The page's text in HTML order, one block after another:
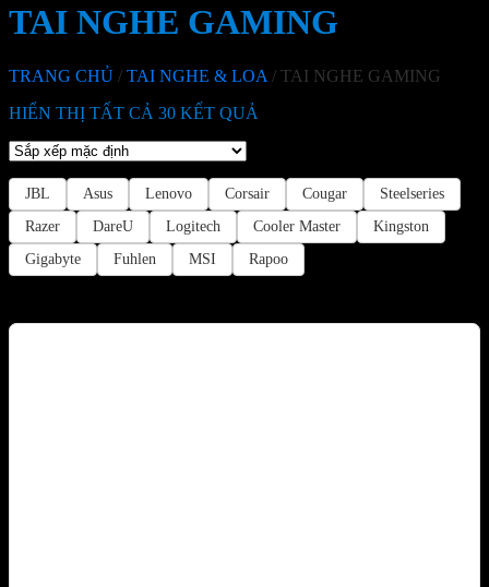
TAI NGHE GAMING
TRANG CHỦ / TAI NGHE & LOA / TAI NGHE GAMING
HIỂN THỊ TẤT CẢ 30 KẾT QUẢ
JBL Asus Lenovo Corsair Cougar
Steelseries
Razer
DareU Logitech Cooler Master
Kingston
Gigabyte
Fuhlen MSI Rapoo